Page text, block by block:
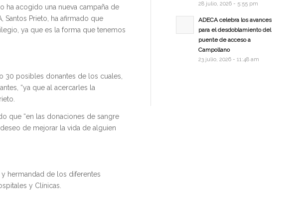
ha acogido una nueva campaña de
Santos Prieto, ha afirmado que
ya que es la forma que tenemos
30 posibles donantes de los cuales,
“ya que al acercarles la
que “en las donaciones de sangre
de mejorar la vida de alguien
hermandad de los diferentes
y Clínicas.
28 julio, 2026 - 5:55 pm
ADECA celebra los avances
para el desdoblamiento del
puente de acceso a
Campollano
23 julio, 2026 - 11:48 am